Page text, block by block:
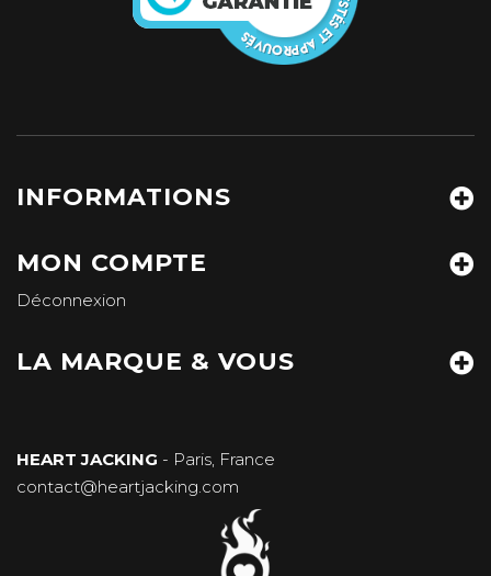
INFORMATIONS
MON COMPTE
Déconnexion
LA MARQUE & VOUS
HEART JACKING - Paris, France
contact@heartjacking.com